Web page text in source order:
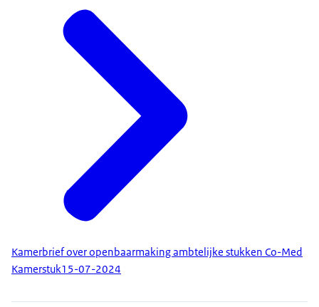
Kamerbrief over openbaarmaking ambtelijke stukken Co-Med
Kamerstuk15-07-2024